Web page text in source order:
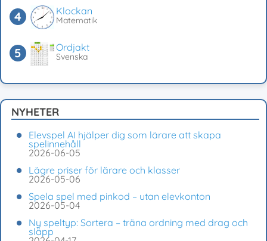
Klockan
Matematik
Ordjakt
Svenska
NYHETER
Elevspel AI hjälper dig som lärare att skapa
spelinnehåll
2026-06-05
Lägre priser för lärare och klasser
2026-05-06
Spela spel med pinkod – utan elevkonton
2026-05-04
Ny speltyp: Sortera – träna ordning med drag och
släpp